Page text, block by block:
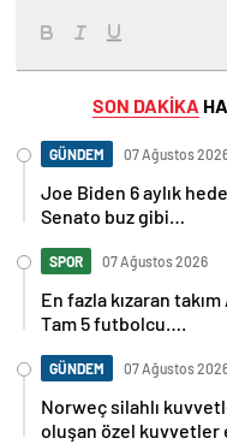
SON DAKİKA
GÜNDEM 07 Ağustos
Joe Biden 6 aylık
Senato buz gibi…
SPOR 07 Ağustos 2026
En fazla kızaran
Tam 5 futbolcu….
GÜNDEM 07 Ağustos
Norweç silahlı
oluşan özel